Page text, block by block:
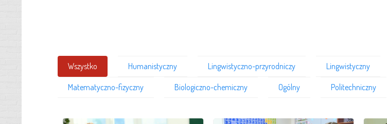
Wszystko Humanistyczny Lingwistyczno-przyrodniczy Lingwistyczny
Matematyczno-fizyczny Biologiczno-chemiczny Ogólny Politechniczny